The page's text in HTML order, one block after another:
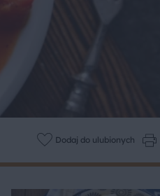
Dodaj do ulubionych